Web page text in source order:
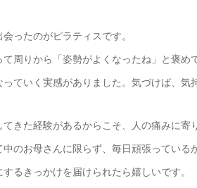
ったのがピラティスです。
て周りから「姿勢がよくなったね」と褒
ていく実感がありました。気づけば、気
きた経験があるからこそ、人の痛みに寄
中のお母さんに限らず、毎日頑張ってい
るきっかけを届けられたら嬉しいです。